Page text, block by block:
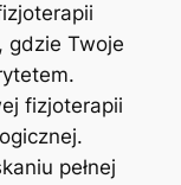
gdzie Twoje
fizjoterapii
pełnej